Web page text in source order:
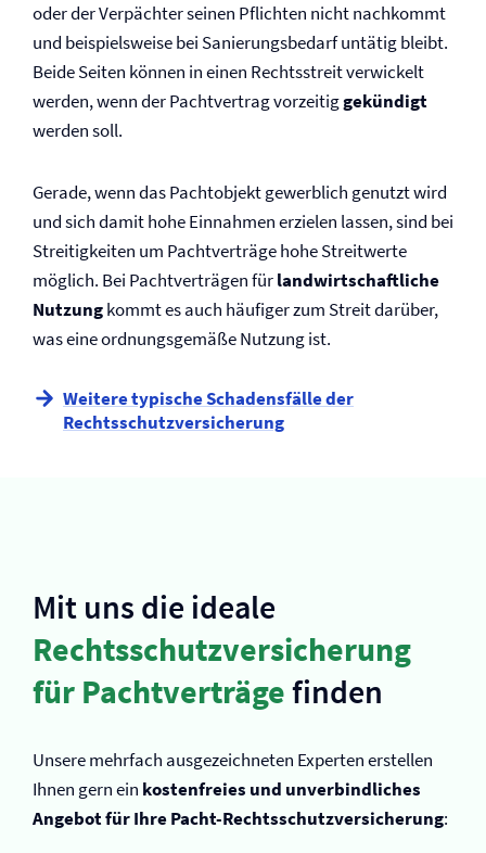
oder der Verpächter seinen Pflichten nicht nachkommt
und beispielsweise bei Sanierungsbedarf untätig bleibt.
Beide Seiten können in einen Rechtsstreit verwickelt
werden, wenn der Pachtvertrag vorzeitiggekündigt
werden soll.
Gerade, wenn das Pachtobjekt gewerblich genutzt wird
und sich damit hohe Einnahmen erzielen lassen, sind bei
Streitigkeiten um Pachtverträge hohe Streitwerte
möglich. Bei Pachtverträgen fürlandwirtschaftliche
Nutzungkommt es auch häufiger zum Streit darüber,
was eine ordnungsgemäße Nutzung ist.
Weitere typische Schadensfälle der
Rechtsschutz­versicherung
Mit uns die ideale
Rechtsschutz­versicherung
für Pachtverträgefinden
Unsere mehrfach ausgezeichneten Experten erstellen
Ihnen gern ein kostenfreies und unverbindliches
Angebot für Ihre Pacht-Rechtsschutz­versicherung: